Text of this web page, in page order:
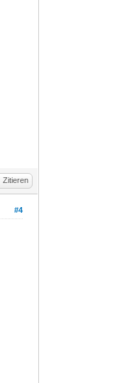
Zitieren
#4